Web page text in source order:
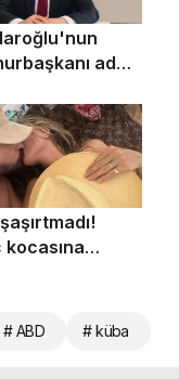
# ABD # küba